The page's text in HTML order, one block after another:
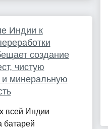
Индии к
создание
чистую
и минеральную
всей Индии
батарей